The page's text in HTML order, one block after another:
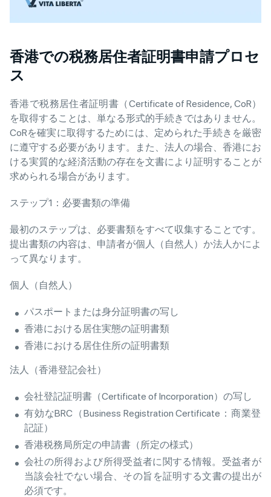
香港での税務居住者証明書申請プロセ
ス
香港で税務居住者証明書（Certificate of Residence, CoR）
を取得することは、単なる形式的手続きではありません。
CoRを確実に取得するためには、定められた手続きを厳密
に遵守する必要があります。また、法人の場合、香港にお
ける実質的な経済活動の存在を文書により証明することが
求められる場合があります。
ステップ1：必要書類の準備
最初のステップは、必要書類をすべて収集することです。
提出書類の内容は、申請者が個人（自然人）か法人かによ
って異なります。
個人（自然人）
パスポートまたは身分証明書の写し
香港における居住実態の証明書類
香港における居住住所の証明書類
法人（香港登記会社）
会社登記証明書（Certificate of Incorporation）の写し
有効なBRC（Business Registration Certificate：商業登
記証）
香港税務局所定の申請書（所定の様式）
会社の所得および所得受益者に関する情報。受益者が
当該会社でない場合、その旨を証明する文書の提出が
必須です。